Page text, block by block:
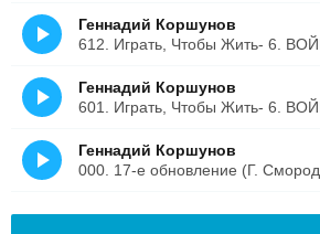
Геннадий Коршунов
Геннадий Коршунов
Геннадий Коршунов